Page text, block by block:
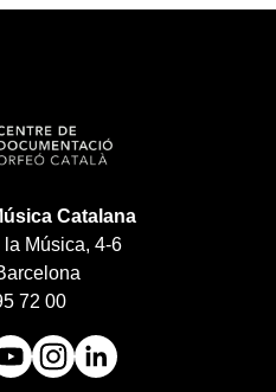
Catalana
Música, 4-6
72 00